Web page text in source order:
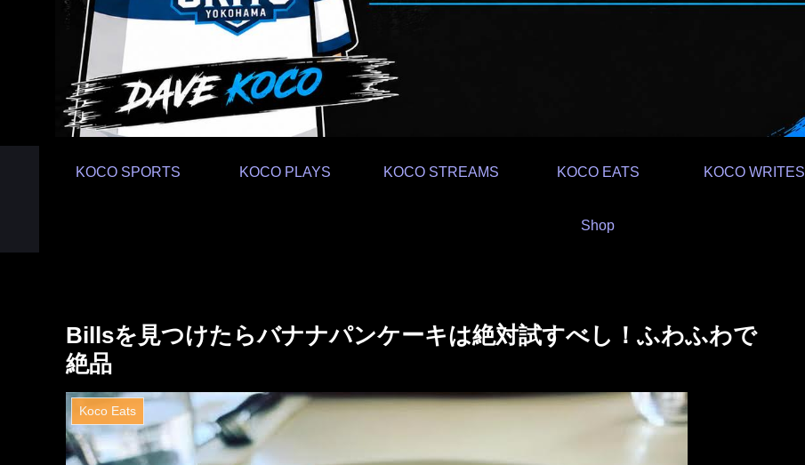
KOCO SPORTS KOCO PLAYS KOCO STREAMS KOCO EATS KOCO WRITES
Shop
Billsを見つけたらバナナパンケーキは絶対試すべし！ふわふわで
絶品
Koco Eats